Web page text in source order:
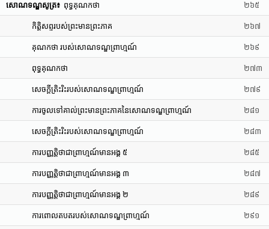
សោណទណ្ឌសូត្រ៖ ពុទ្ធគុណកថា ២៦៥
កិត្តិសព្ទរបស់ព្រះមានព្រះភាគ ២៦៧
គុណកថា របស់សោណទណ្ឌព្រាហ្មណ៍ ២៦៩
ពុទ្ធគុណកថា ២៧៣
សេចក្តីត្រិះរិះរបស់សោណទណ្ឌព្រាហ្មណ៍ ២៧៩
ការចូលទៅគាល់ព្រះមានព្រះភាគនៃសោណទណ្ឌព្រាហ្មណ៍ ២៨១
សេចក្តីត្រិះរិះរបស់សោណទណ្ឌព្រាហ្មណ៍ ២៨៣
ការបញ្ញត្តិថាជាព្រាហ្មណ៍មានអង្គ ៥ ២៨៥
ការបញ្ញត្តិថាជាព្រាហ្មណ៍មានអង្គ ៣ ២៨៧
ការបញ្ញត្តិថាជាព្រាហ្មណ៍មានអង្គ ២ ២៨៩
ការពោលតបតរបស់សោណទណ្ឌព្រាហ្មណ៍ ២៩១